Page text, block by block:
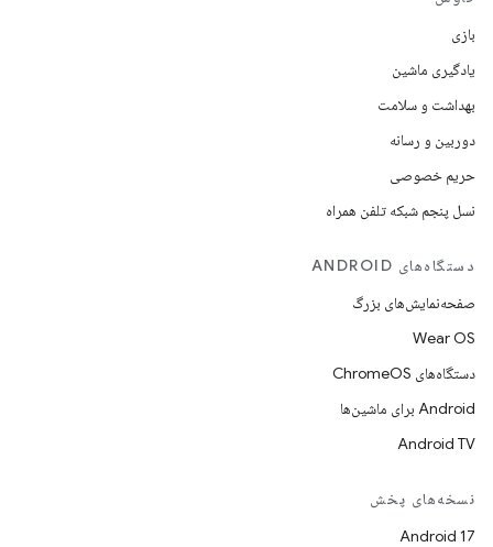
بازی
یادگیری ماشین
بهداشت و سلامت
دوربین و رسانه
حریم خصوصی
نسل پنجم شبکه تلفن همراه
دستگاه‌های ANDROID
صفحه‌نمایش‌های بزرگ
Wear OS
دستگاه‌های ChromeOS
Android برای ماشین‌ها
Android TV
نسخه‌های پخش
Android 17